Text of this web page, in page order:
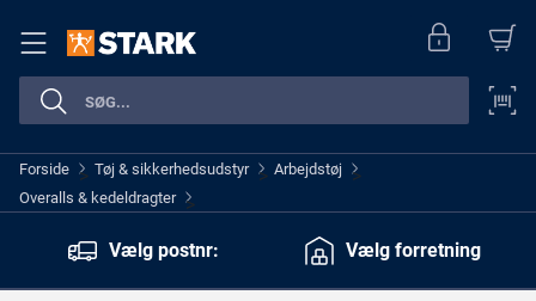
Forside > Tøj & sikkerhedsudstyr > Arbejdstøj >
Overalls & kedeldragter >
Vælg postnr:
Vælg forretning